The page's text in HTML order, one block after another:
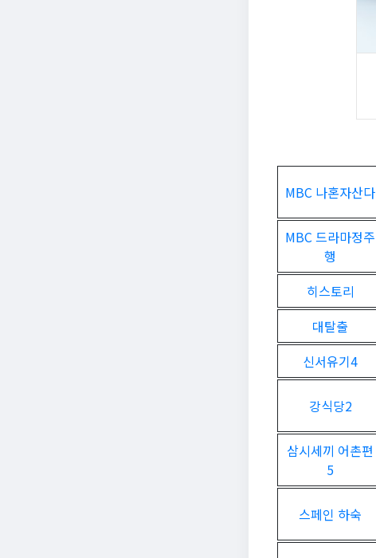
MBC 나혼자산다
MBC 드라마정주
행
히스토리
대탈출
신서유기4
강식당2
삼시세끼 어촌편
5
스페인 하숙